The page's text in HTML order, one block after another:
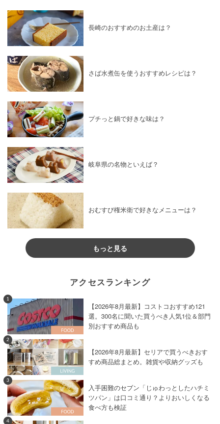
長崎のおすすめのお土産は？
さば水煮缶を使うおすすめレシピは？
プチっと鍋で好きな味は？
岐阜県の名物といえば？
おむすび権米衛で好きなメニューは？
もっと見る
アクセスランキング
1
【2026年8月最新】コストコおすすめ121
選。300名に聞いた買うべき人気1位＆部門
別おすすめ商品も
2
【2026年8月最新】セリアで買うべきおす
すめ商品総まとめ。雑貨や収納グッズも
3
入手困難のセブン「じゅわっとしたハチミ
ツパン」は口コミ通り？よりおいしくなる
食べ方も検証
4